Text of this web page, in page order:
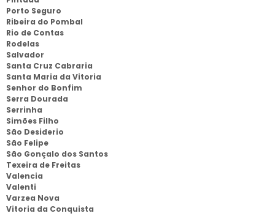
Porto Seguro
Ribeira do Pombal
Rio de Contas
Rodelas
Salvador
Santa Cruz Cabraria
Santa Maria da Vitoria
Senhor do Bonfim
Serra Dourada
Serrinha
Simões Filho
São Desiderio
São Felipe
São Gonçalo dos Santos
Texeira de Freitas
Valencia
Valenti
Varzea Nova
Vitoria da Conquista